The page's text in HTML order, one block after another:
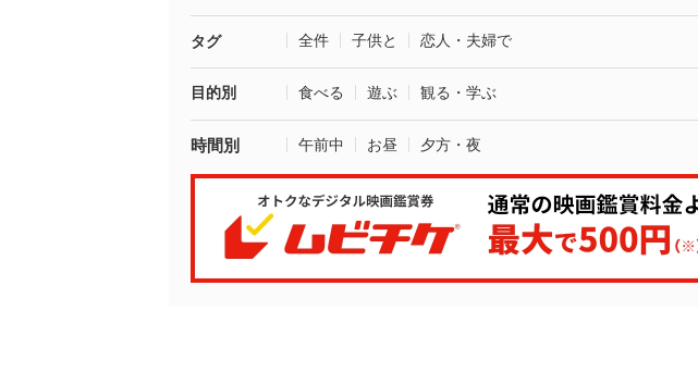
タグ 全件 子供と 恋人・夫婦で
目的別 食べる 遊ぶ 観る・学ぶ
時間別 午前中 お昼 夕方・夜